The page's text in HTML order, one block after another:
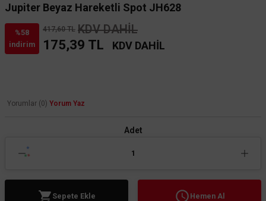
Jupiter Beyaz Hareketli Spot JH628
%58
indirim
417,60 TL KDV DAHİL
175,39 TL KDV DAHİL
Yorumlar (0) Yorum Yaz
Adet
Sepete Ekle Hemen Al